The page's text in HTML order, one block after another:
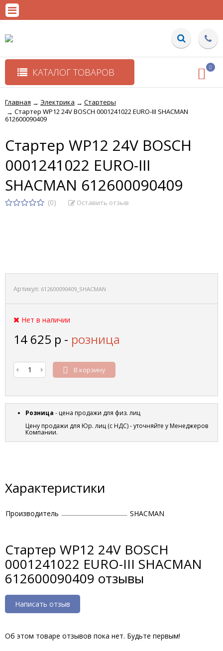
КАТАЛОГ ТОВАРОВ 0
Главная → Электрика → Стартеры
→ Стартер WP12 24V BOSCH 0001241022 EURO-III SHACMAN
612600090409
Стартер WP12 24V BOSCH
0001241022 EURO-III
SHACMAN 612600090409
(0) Оставить отзыв
Артикул: 612600090409_SHACMAN
Нет в наличии
14 625 р - розница
В корзину
Розница - цена продажи для физ. лиц
Цену продажи для Юр. лиц (с НДС) - уточняйте у Менеджеров
Компании.
Характеристики
Производитель SHACMAN
Стартер WP12 24V BOSCH
0001241022 EURO-III SHACMAN
612600090409 отзывы
Написать отзыв
Об этом товаре отзывов пока нет. Будьте первым!